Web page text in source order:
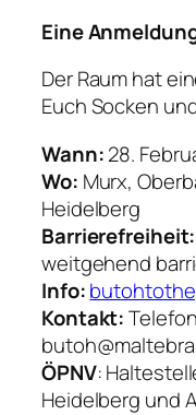
Eine
Der Raum hat
Euch Socken
Wann:28.
Wo: Murx,
Heidelberg
Barrierefreiheit:
weitgehend
Info:
Kontakt:
ÖPNV:
Heidelberg und